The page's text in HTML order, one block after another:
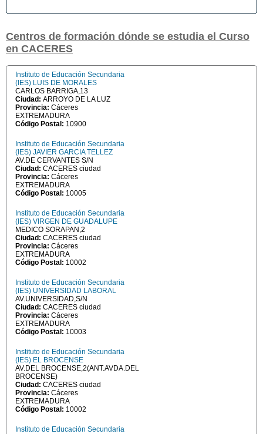
Centros de formación dónde se estudia el Curso
en CACERES
Instituto de Educación Secundaria
(IES) LUIS DE MORALES
CARLOS BARRIGA,13
Ciudad: ARROYO DE LA LUZ
Provincia: Cáceres
EXTREMADURA
Código Postal: 10900
Instituto de Educación Secundaria
(IES) JAVIER GARCIA TELLEZ
AV.DE CERVANTES S/N
Ciudad: CACERES ciudad
Provincia: Cáceres
EXTREMADURA
Código Postal: 10005
Instituto de Educación Secundaria
(IES) VIRGEN DE GUADALUPE
MEDICO SORAPAN,2
Ciudad: CACERES ciudad
Provincia: Cáceres
EXTREMADURA
Código Postal: 10002
Instituto de Educación Secundaria
(IES) UNIVERSIDAD LABORAL
AV.UNIVERSIDAD,S/N
Ciudad: CACERES ciudad
Provincia: Cáceres
EXTREMADURA
Código Postal: 10003
Instituto de Educación Secundaria
(IES) EL BROCENSE
AV.DEL BROCENSE,2(ANT.AVDA.DEL
BROCENSE)
Ciudad: CACERES ciudad
Provincia: Cáceres
EXTREMADURA
Código Postal: 10002
Instituto de Educación Secundaria